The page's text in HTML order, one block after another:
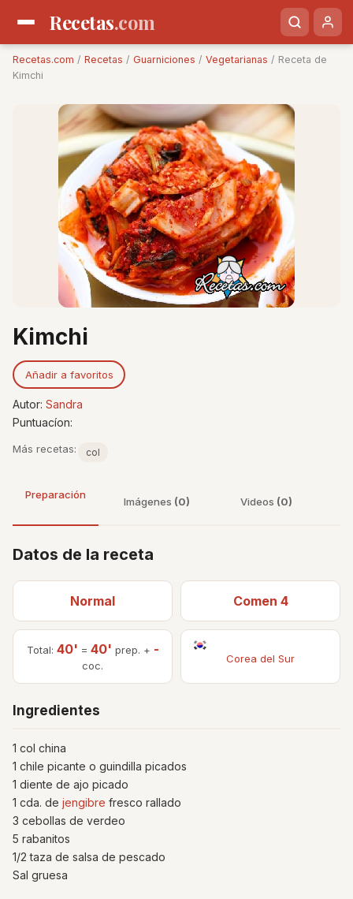
Recetas.com
Recetas.com / Recetas / Guarniciones / Vegetarianas / Receta de
Kimchi
Kimchi
Añadir a favoritos
Autor: Sandra
Puntuacíon:
Más recetas: col
Preparación
Imágenes (0) Videos (0)
Datos de la receta
Normal Comen 4
Total: 40' = 40' prep. + -
coc.
Corea del Sur
Ingredientes
1 col china
1 chile picante o guindilla picados
1 diente de ajo picado
1 cda. de jengibre fresco rallado
3 cebollas de verdeo
5 rabanitos
1/2 taza de salsa de pescado
Sal gruesa